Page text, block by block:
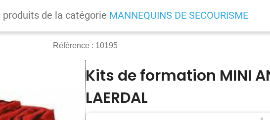
de la catégorie MANNEQUINS DE SECOURISME
Référence : 10195
Kits de formation MINI
LAERDAL